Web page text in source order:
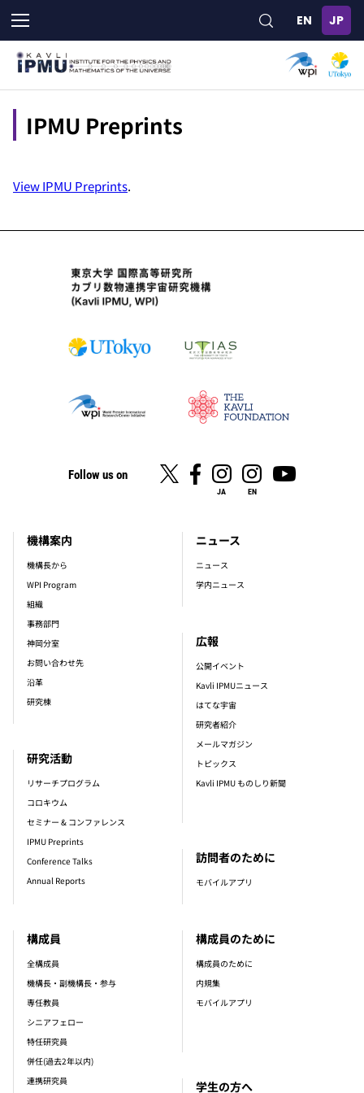
メ
イ
ン
IPMU Preprints
View IPMU Preprints.
Follow us on
JA EN
footer_main_menu
機構案内
機構長から
WPI Program
組織
事務部門
神岡分室
お問い合わせ先
沿革
研究棟
構成員
全構成員
機構長・副機構長・参与
専任教員
シニアフェロー
特任研究員
併任(過去2年以内)
連携研究員
研究活動
リサーチプログラム
コロキウム
セミナー & コンファレンス
IPMU Preprints
Conference Talks
Annual Reports
ニュース
ニュース
学内ニュース
広報
公開イベント
Kavli IPMUニュース
はてな宇宙
研究者紹介
メールマガジン
トピックス
Kavli IPMU ものしり新聞
訪問者のために
モバイルアプリ
構成員のために
構成員のために
内規集
モバイルアプリ
学生の方へ